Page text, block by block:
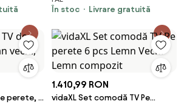
În stoc
Livrare gratuită
perete, 2
1.410,99 RON
vidaXL Set comodă TV Pe